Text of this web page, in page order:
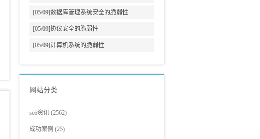
的增加网站权重?
[05/09]数据库管理系统安全的脆弱性
[05/09]协议安全的脆弱性
[05/09]计算机系统的脆弱性
网站分类
seo资讯 (2562)
seo教程(705)
成功案例 (25)